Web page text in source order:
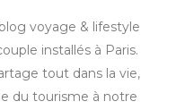
voyage & lifestyle
installés à Paris.
tout dans la vie,
du tourisme à notre